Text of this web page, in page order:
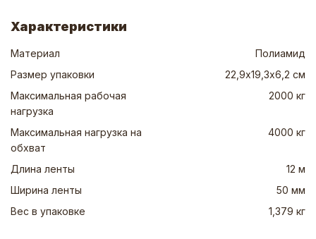
Характеристики
Материал
Полиамид
Размер упаковки
22,9х19,3х6,2 см
Максимальная рабочая
нагрузка
2000 кг
Максимальная нагрузка на
обхват
4000 кг
Длина ленты
12 м
Ширина ленты
50 мм
Вес в упаковке
1,379 кг